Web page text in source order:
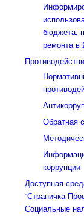
бюджета,
ремонта в
Обратная
коррупции
Доступная
“Страничка
Социальные